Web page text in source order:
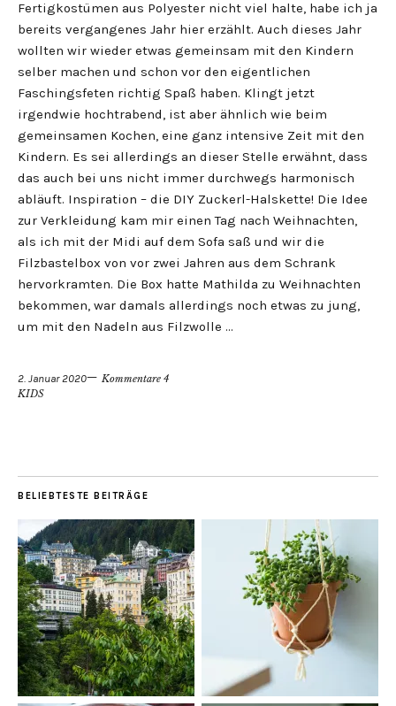
Fertigkostümen aus Polyester nicht viel halte, habe ich ja
bereits vergangenes Jahr hier erzählt. Auch dieses Jahr
wollten wir wieder etwas gemeinsam mit den Kindern
selber machen und schon vor den eigentlichen
Faschingsfeten richtig Spaß haben. Klingt jetzt
irgendwie hochtrabend, ist aber ähnlich wie beim
gemeinsamen Kochen, eine ganz intensive Zeit mit den
Kindern. Es sei allerdings an dieser Stelle erwähnt, dass
das auch bei uns nicht immer durchwegs harmonisch
abläuft. Inspiration – die DIY Zuckerl-Halskette! Die Idee
zur Verkleidung kam mir einen Tag nach Weihnachten,
als ich mit der Midi auf dem Sofa saß und wir die
Filzbastelbox von vor zwei Jahren aus dem Schrank
hervorkramten. Die Box hatte Mathilda zu Weihnachten
bekommen, war damals allerdings noch etwas zu jung,
um mit den Nadeln aus Filzwolle …
2. Januar 2020
Kommentare 4
KIDS
BELIEBTESTE BEITRÄGE